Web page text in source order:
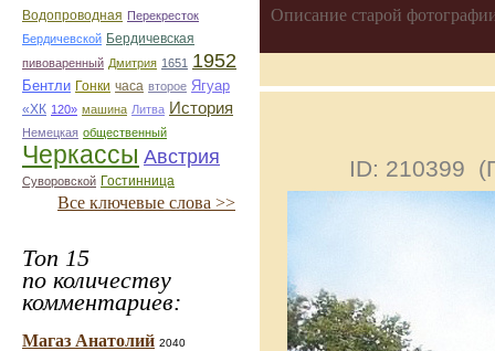
Водопроводная Перекресток
Бердичевской Бердичевская
пивоваренный Дмитрия 1651 1952
Бентли Гонки часа второе Ягуар
«ХК 120» машина Литва История
Немецкая общественный
Черкассы Австрия
Суворовской Гостинница
Все ключевые слова >>
Топ 15
по количеству
комментариев:
Магаз Анатолий 2040
Описание старой
ID: 210399